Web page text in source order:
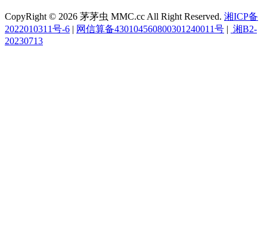
CopyRight © 2026 茅茅虫 MMC.cc All Right Reserved. 湘ICP备
2022010311号-6 | 网信算备430104560800301240011号 | 湘B2-
20230713